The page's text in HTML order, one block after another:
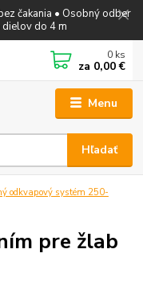
čakania • Osobný odber
dielov do 4 m
Menu
Hľadať
0 ks
za 0,00 €
odkvapový systém 250-
pre žlab